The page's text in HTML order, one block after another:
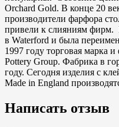
Orchard Gold. В конце 20
производители фарфора
привели к слияниям фирм.
в Waterford и была
1997 году торговая марка
Pottery Group. Фабрика в
году. Сегодня изделия с
Made in England
Написать отзыв